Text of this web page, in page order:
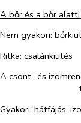
A bőr és a bőr
Nem gyakori: bőr
Ritka: csalánkiütés
A csont- és
Gyakori: hátfájás,